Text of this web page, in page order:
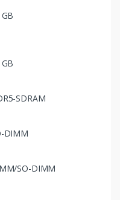
SDRAM
DIMM
SO-DIMM